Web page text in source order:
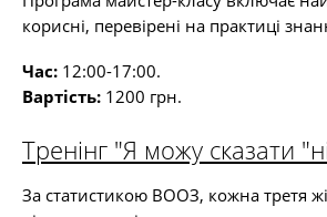
корисні, перевірені на практиці
Час: 12:00-17:00.
Вартість: 1200 грн.
Тренінг "Я можу сказати
За статистикою ВООЗ, кожна третя